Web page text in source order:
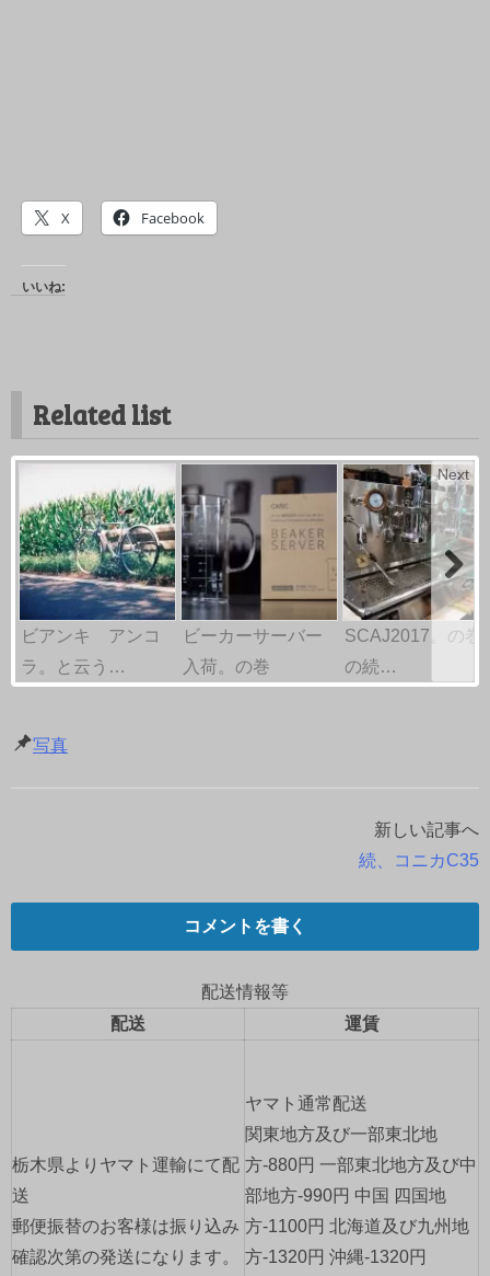
X Facebook
いいね:
Related list
ビアンキ アンコ
ラ。と云う…
ビーカーサーバー
入荷。の巻
SCAJ2017。の巻
の続…
Next
写真
ョ
ン
新しい記事へ
続、コニカC35
コメントを書く
配送情報等
配送
運賃
栃木県よりヤマト運輸にて配
送
郵便振替のお客様は振り込み
確認次第の発送になります。
ヤマト通常配送
関東地方及び一部東北地
方-880円 一部東北地方及び中
部地方-990円 中国 四国地
方-1100円 北海道及び九州地
方-1320円 沖縄-1320円